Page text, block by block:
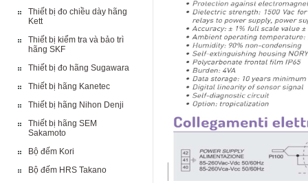
Thiết bị đo chiều dày hãng
Kett
Thiết bị kiểm tra và bảo trì
hãng SKF
Thiết bị đo hãng Sugawara
Thiết bị hãng Kanetec
Thiết bị hãng Nihon Denji
Thiết bị hãng SEM
Sakamoto
Bộ đếm Kori
Bộ đếm HRS Takano